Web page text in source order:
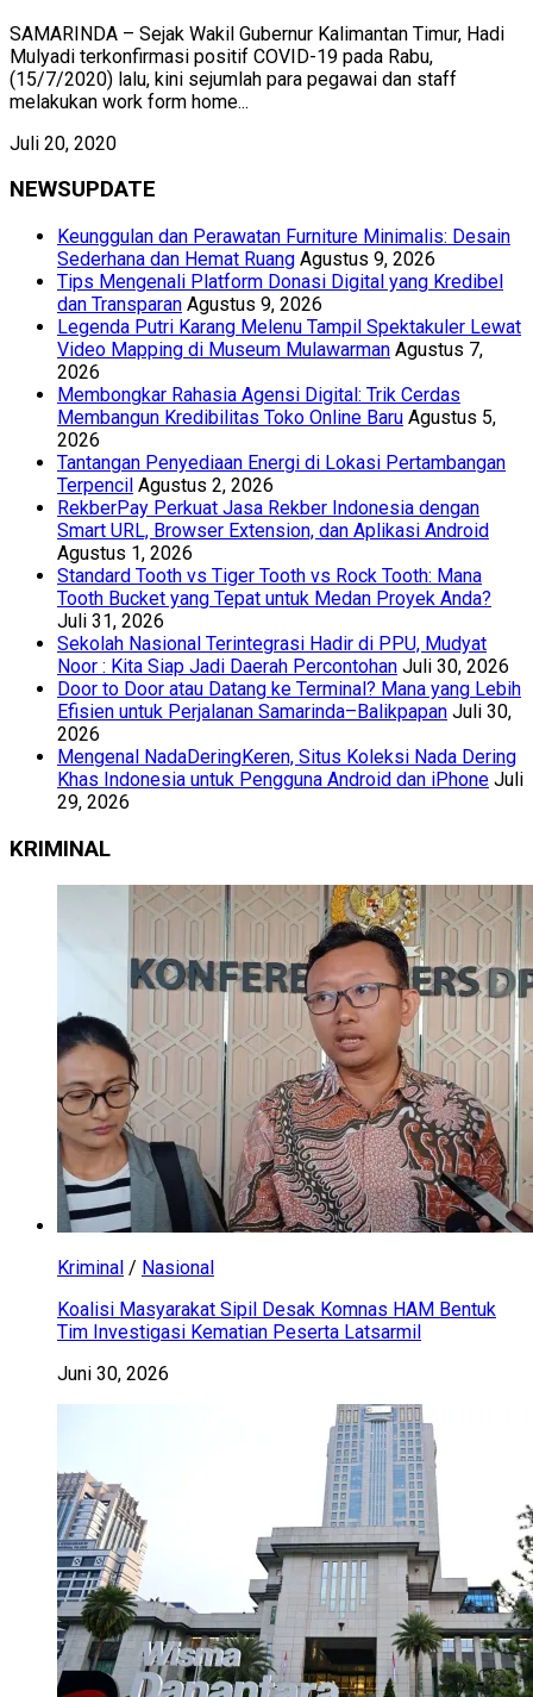
SAMARINDA – Sejak Wakil Gubernur Kalimantan Timur, Hadi
Mulyadi terkonfirmasi positif COVID-19 pada Rabu,
(15/7/2020) lalu, kini sejumlah para pegawai dan staff
melakukan work form home...
Juli 20, 2020
NEWSUPDATE
Keunggulan dan Perawatan Furniture Minimalis: Desain
Sederhana dan Hemat Ruang Agustus 9, 2026
Tips Mengenali Platform Donasi Digital yang Kredibel
dan Transparan Agustus 9, 2026
Legenda Putri Karang Melenu Tampil Spektakuler Lewat
Video Mapping di Museum Mulawarman Agustus 7,
2026
Membongkar Rahasia Agensi Digital: Trik Cerdas
Membangun Kredibilitas Toko Online Baru Agustus 5,
2026
Tantangan Penyediaan Energi di Lokasi Pertambangan
Terpencil Agustus 2, 2026
RekberPay Perkuat Jasa Rekber Indonesia dengan
Smart URL, Browser Extension, dan Aplikasi Android
Agustus 1, 2026
Standard Tooth vs Tiger Tooth vs Rock Tooth: Mana
Tooth Bucket yang Tepat untuk Medan Proyek Anda?
Juli 31, 2026
Sekolah Nasional Terintegrasi Hadir di PPU, Mudyat
Noor : Kita Siap Jadi Daerah Percontohan Juli 30, 2026
Door to Door atau Datang ke Terminal? Mana yang Lebih
Efisien untuk Perjalanan Samarinda–Balikpapan Juli 30,
2026
Mengenal NadaDeringKeren, Situs Koleksi Nada Dering
Khas Indonesia untuk Pengguna Android dan iPhone Juli
29, 2026
KRIMINAL
Kriminal / Nasional
Koalisi Masyarakat Sipil Desak Komnas HAM Bentuk
Tim Investigasi Kematian Peserta Latsarmil
Juni 30, 2026